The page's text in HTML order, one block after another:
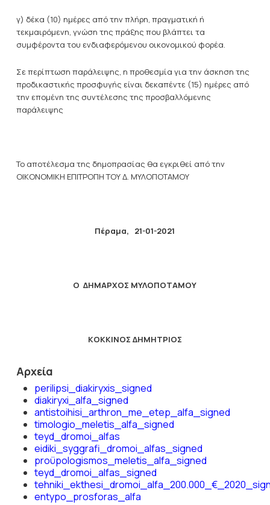
γ) δέκα (10) ημέρες από την πλήρη, πραγματική ή
τεκμαιρόμενη, γνώση της πράξης που βλάπτει τα
συμφέροντα του ενδιαφερόμενου οικονομικού φορέα.
Σε περίπτωση παράλειψης, η προθεσμία για την άσκηση της
προδικαστικής προσφυγής είναι δεκαπέντε (15) ημέρες από
την επομένη της συντέλεσης της προσβαλλόμενης
παράλειψης
Το αποτέλεσμα της δημοπρασίας θα εγκριθεί από την
ΟΙΚΟΝΟΜΙΚΗ ΕΠΙΤΡΟΠΗ ΤΟΥ Δ. ΜΥΛΟΠΟΤΑΜΟΥ
Πέραμα, 21-01-2021
Ο ΔΗΜΑΡΧΟΣ ΜΥΛΟΠΟΤΑΜΟΥ
ΚΟΚΚΙΝΟΣ ΔΗΜΗΤΡΙΟΣ
Αρχεία
perilipsi_diakiryxis_signed
diakiryxi_alfa_signed
antistoihisi_arthron_me_etep_alfa_signed
timologio_meletis_alfa_signed
teyd_dromoi_alfas
eidiki_syggrafi_dromoi_alfas_signed
proϋpologismos_meletis_alfa_signed
teyd_dromoi_alfas_signed
entypo_prosforas_alfa